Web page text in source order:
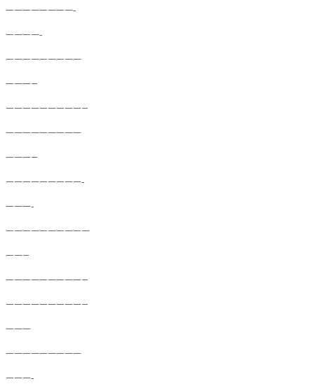
————————-
————-
—————————
———–
—————————–
—————————
———–
—————————-
———-
——————————
——–
—————————–
—————————–
———
—————————
———-